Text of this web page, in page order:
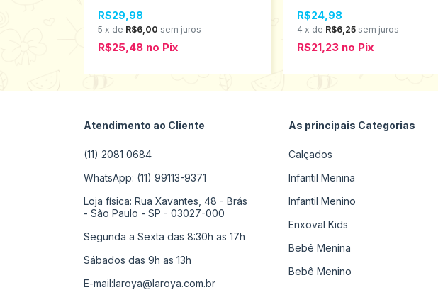
R$29,98
5 x de R$6,00 sem juros
R$25,48 no Pix
R$24,98
4 x de R$6,25 sem juros
R$21,23 no Pix
Atendimento ao Cliente
(11) 2081 0684
WhatsApp: (11) 99113-9371
Loja física: Rua Xavantes, 48 - Brás
- São Paulo - SP - 03027-000
Segunda a Sexta das 8:30h as 17h
Sábados das 9h as 13h
E-mail:laroya@laroya.com.br
As principais Categorias
Calçados
Infantil Menina
Infantil Menino
Enxoval Kids
Bebê Menina
Bebê Menino